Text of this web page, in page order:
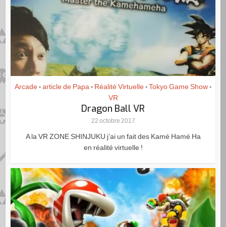
Arcade • article de Papa • Réalité Virtuelle • Tokyo Game Show •
VR
Dragon Ball VR
22 octobre 2017
A la VR ZONE SHINJUKU j’ai un fait des Kamé Hamé Ha
en réalité virtuelle !